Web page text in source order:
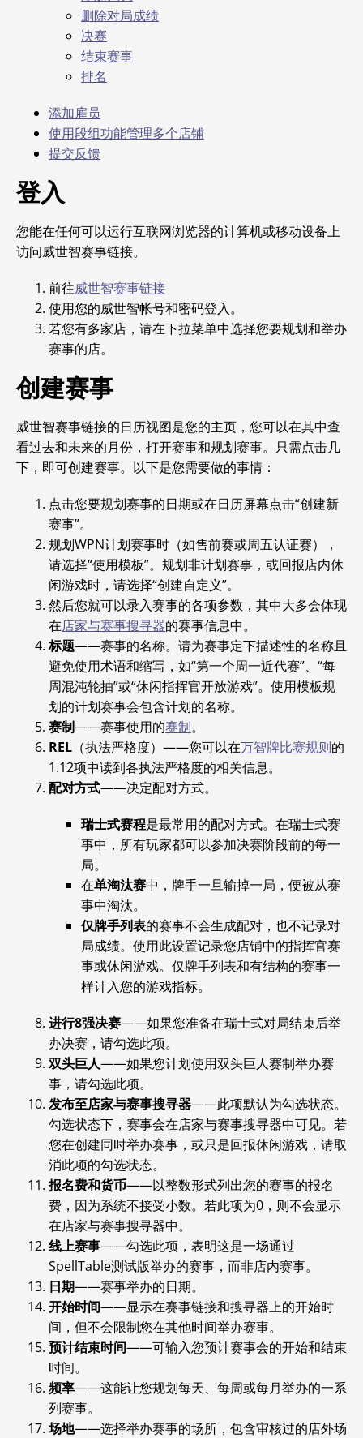
删除对局成绩
决赛
结束赛事
排名
添加雇员
使用段组功能管理多个店铺
提交反馈
登入
您能在任何可以运行互联网浏览器的计算机或移动设备上
访问威世智赛事链接。
前往威世智赛事链接
使用您的威世智帐号和密码登入。
若您有多家店，请在下拉菜单中选择您要规划和举办
赛事的店。
创建赛事
威世智赛事链接的日历视图是您的主页，您可以在其中查
看过去和未来的月份，打开赛事和规划赛事。只需点击几
下，即可创建赛事。以下是您需要做的事情：
点击您要规划赛事的日期或在日历屏幕点击“创建新
赛事”。
规划WPN计划赛事时（如售前赛或周五认证赛），
请选择“使用模板”。规划非计划赛事，或回报店内休
闲游戏时，请选择“创建自定义”。
然后您就可以录入赛事的各项参数，其中大多会体现
在店家与赛事搜寻器的赛事信息中。
标题——赛事的名称。请为赛事定下描述性的名称且
避免使用术语和缩写，如“第一个周一近代赛”、“每
周混沌轮抽”或“休闲指挥官开放游戏”。使用模板规
划的计划赛事会包含计划的名称。
赛制——赛事使用的赛制。
REL （执法严格度）——您可以在万智牌比赛规则的
1.12项中读到各执法严格度的相关信息。
配对方式——决定配对方式。
瑞士式赛程是最常用的配对方式。在瑞士式赛
事中，所有玩家都可以参加决赛阶段前的每一
局。
在单淘汰赛中，牌手一旦输掉一局，便被从赛
事中淘汰。
仅牌手列表的赛事不会生成配对，也不记录对
局成绩。使用此设置记录您店铺中的指挥官赛
事或休闲游戏。仅牌手列表和有结构的赛事一
样计入您的游戏指标。
进行8强决赛——如果您准备在瑞士式对局结束后举
办决赛，请勾选此项。
双头巨人——如果您计划使用双头巨人赛制举办赛
事，请勾选此项。
发布至店家与赛事搜寻器——此项默认为勾选状态。
勾选状态下，赛事会在店家与赛事搜寻器中可见。若
您在创建同时举办赛事，或只是回报休闲游戏，请取
消此项的勾选状态。
报名费和货币——以整数形式列出您的赛事的报名
费，因为系统不接受小数。若此项为0，则不会显示
在店家与赛事搜寻器中。
线上赛事——勾选此项，表明这是一场通过
SpellTable测试版举办的赛事，而非店内赛事。
日期——赛事举办的日期。
开始时间——显示在赛事链接和搜寻器上的开始时
间，但不会限制您在其他时间举办赛事。
预计结束时间——可输入您预计赛事会的开始和结束
时间。
频率——这能让您规划每天、每周或每月举办的一系
列赛事。
场地——选择举办赛事的场所，包含审核过的店外场